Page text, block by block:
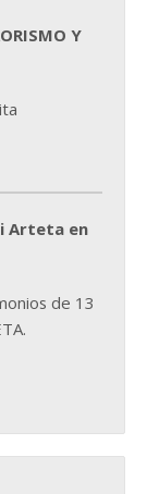
Y
Arteta en
de 13